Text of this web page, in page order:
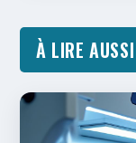
À LIRE AUSSI